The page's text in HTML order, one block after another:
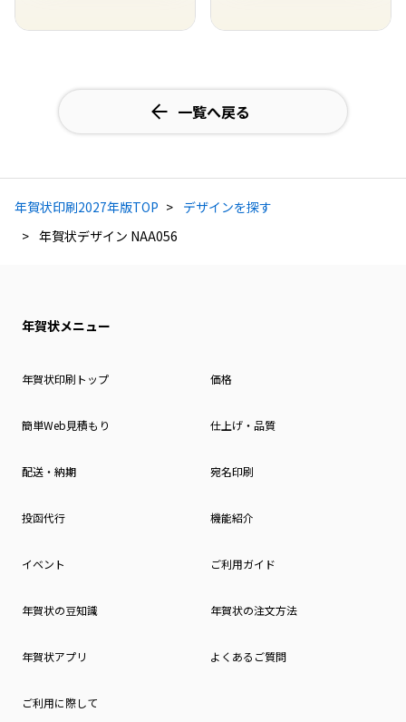
一覧へ戻る
年賀状印刷2027年版TOP
デザインを探す
年賀状デザイン NAA056
年賀状メニュー
年賀状印刷トップ 価格
簡単Web見積もり 仕上げ・品質
配送・納期 宛名印刷
投函代行 機能紹介
イベント ご利用ガイド
年賀状の豆知識 年賀状の注文方法
年賀状アプリ よくあるご質問
ご利用に際して